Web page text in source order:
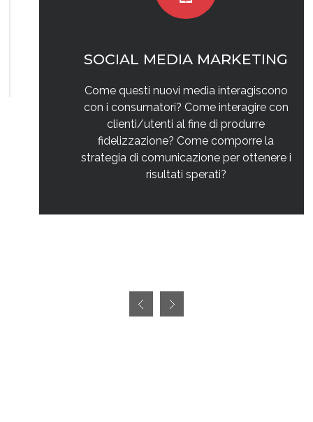
SOCIAL MEDIA MARKETING
Come questi nuovi media interagiscono
con i consumatori? Come interagire con
clienti/utenti al fine di produrre
fidelizzazione? Come comporre la
strategia di comunicazione per ottenere i
risultati sperati?